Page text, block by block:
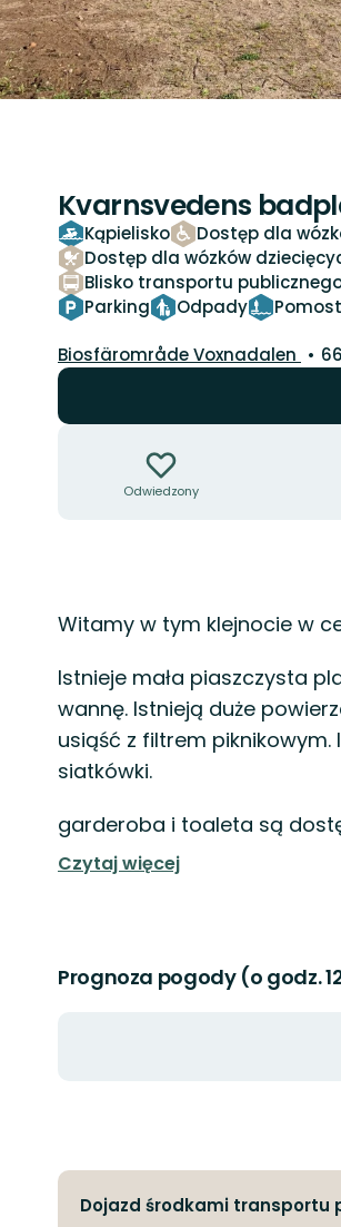
Kvarnsvedens
Kąpielisko
Dostęp dla
Dostęp dla wózków
Blisko transportu
Parking
Odpady Pomost
Przewodnik:
Biosfärområde Voxnadalen
Odwiedzony
Opis
Witamy w tym klejnocie w
Istnieje mała piaszczysta
wannę. Istnieją duże
usiąść z filtrem
siatkówki.
garderoba i toaleta są
Czytaj więcej
Prognoza pogody (o godz.
Dojazd środkami transportu